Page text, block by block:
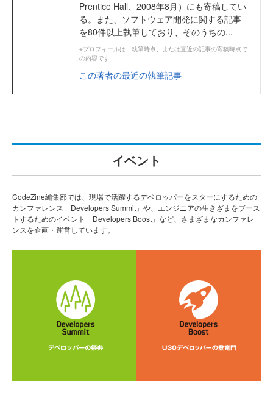
Prentice Hall、2008年8月）にも寄稿してい
る。また、ソフトウェア開発に関する記事
を80件以上執筆しており、そのうちの...
※プロフィールは、執筆時点、または直近の記事の寄稿時点で
の内容です
この著者の最近の執筆記事
イベント
CodeZine編集部では、現場で活躍するデベロッパーをスターにするための
カンファレンス「Developers Summit」や、エンジニアの生きざまをブース
トするためのイベント「Developers Boost」など、さまざまなカンファレ
ンスを企画・運営しています。